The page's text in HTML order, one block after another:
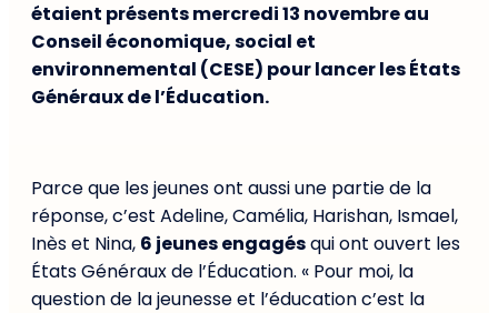
étaient présents mercredi 13 novembre au
Conseil économique, social et
environnemental (CESE) pour lancer les États
Généraux de l’Éducation.
Parce que les jeunes ont aussi une partie de la
réponse, c’est Adeline, Camélia, Harishan, Ismael,
Inès et Nina, 6 jeunes engagésqui ont ouvert les
États Généraux de l’Éducation. « Pour moi, la
question de la jeunesse et l’éducation c’est la